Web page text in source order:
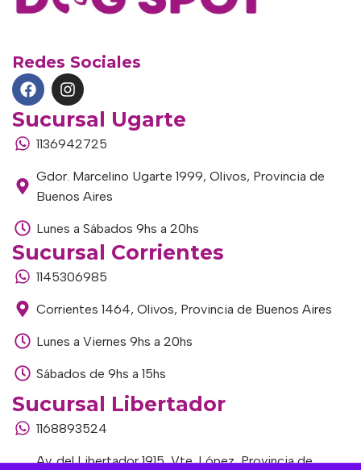
Redes Sociales
Sucursal Ugarte
1136942725
Gdor. Marcelino Ugarte 1999, Olivos, Provincia de
Buenos Aires
Lunes a Sábados 9hs a 20hs
Sucursal Corrientes
1145306985
Corrientes 1464, Olivos, Provincia de Buenos Aires
Lunes a Viernes 9hs a 20hs
Sábados de 9hs a 15hs
Sucursal Libertador
1168893524
Av. del Libertador 1915, Vte. López, Provincia de